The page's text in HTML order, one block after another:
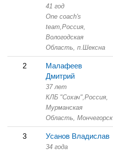
41 год
One coach's
team,Россия,
Вологодская
Область, п.Шексна
2
Малафеев
Дмитрий
37 лет
КЛБ "Сохач",Россия,
Мурманская
Область, Мончегорск
3 Усанов Владислав
34 года